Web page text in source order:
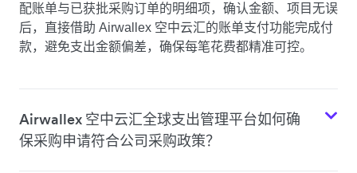
配账单与已获批采购订单的明细项，确认金额、项目无误
后，直接借助 Airwallex 空中云汇的账单支付功能完成付
款，避免支出金额偏差，确保每笔花费都精准可控。
Airwallex 空中云汇全球支出管理平台如何确
保采购申请符合公司采购政策？